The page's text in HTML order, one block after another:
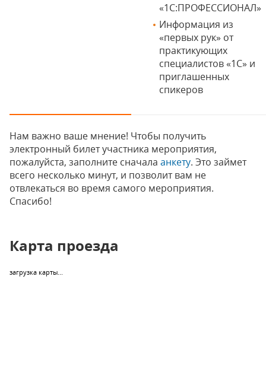
«1С:ПРОФЕССИОНАЛ»
Информация из
«первых рук» от
практикующих
специалистов «1С» и
приглашенных
спикеров
Нам важно ваше мнение! Чтобы получить
электронный билет участника мероприятия,
пожалуйста, заполните сначала анкету. Это займет
всего несколько минут, и позволит вам не
отвлекаться во время самого мероприятия.
Спасибо!
Карта проезда
загрузка карты...